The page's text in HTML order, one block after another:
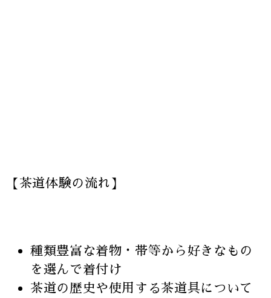
【茶道体験の流れ】
種類豊富な着物・帯等から好きなもの
を選んで着付け
茶道の歴史や使用する茶道具について